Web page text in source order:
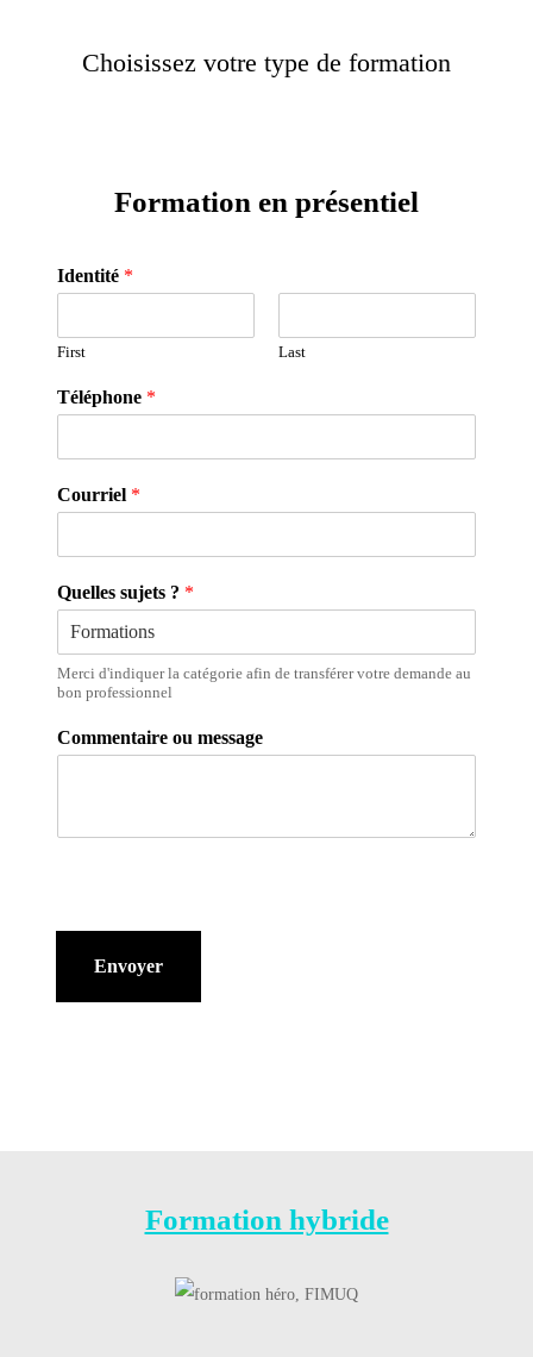
Choisissez votre type de formation
Formation en présentiel
Identité *
First Last
Téléphone *
Courriel *
Quelles sujets ? *
Merci d'indiquer la catégorie afin de transférer votre demande au
bon professionnel
Commentaire ou message
Envoyer
Formation hybride